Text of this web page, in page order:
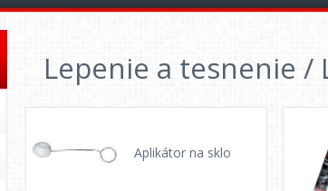
Lepenie a tesnenie /
Aplikátor na sklo